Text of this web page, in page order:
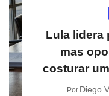
Lula lidera
mas
costurar
Por Diego